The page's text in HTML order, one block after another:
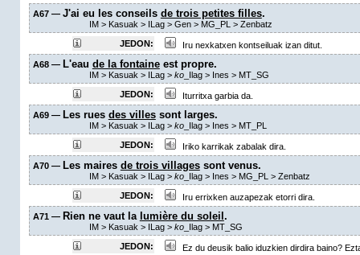
A67 — J'ai eu les conseils de trois petites filles.
IM> Kasuak > ILag> Gen> MG_PL > Zenbatz
JEDON:
Iru nexkatxen kontseiluak izan ditut.
A68 — L'eau de la fontaineest propre.
IM> Kasuak > ILag> ko_Ilag> Ines > MT_SG
JEDON:
Iturritxa garbia da.
A69 — Les rues des villessont larges.
IM> Kasuak > ILag> ko_Ilag> Ines > MT_PL
JEDON:
Iriko karrikak zabalak dira.
A70 — Les maires de trois villagessont venus.
IM> Kasuak > ILag> ko_Ilag> Ines > MG_PL > Zenbatz
JEDON:
Iru errixken auzapezak etorri dira.
A71 — Rien ne vaut la lumière du soleil .
IM> Kasuak > ILag> ko_Ilag> MT_SG
JEDON:
Ez du deusik balio iduzkien dirdira baino?